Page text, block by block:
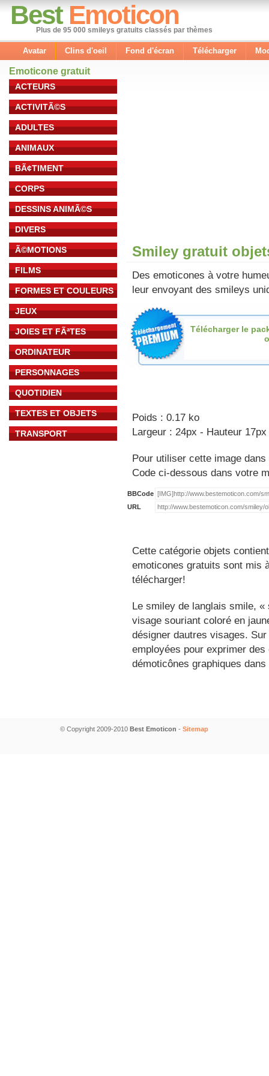
Best Emoticon
Plus de 95 000 smileys gratuits classés par thèmes
Avatar Clins d'oeil Fond d'écran Télécharger
Emoticone gratuit
ACTEURS
ACTIVITÃ©S
ADULTES
ANIMAUX
BÃ¢TIMENT
CORPS
DESSINS ANIMÃ©S
DIVERS
Ã©MOTIONS
FILMS
FORMES ET COULEURS
JEUX
JOIES ET FÃªTES
ORDINATEUR
PERSONNAGES
QUOTIDIEN
TEXTES ET OBJETS
TRANSPORT
Smiley gratuit
Des emoticones à votre
leur envoyant des smileys
Télécharger le
Poids : 0.17 ko
Largeur : 24px - Hauteur 17px
Pour utiliser cette image
Code ci-dessous dans votre
BBCode
URL
Cette catégorie objets
emoticones gratuits sont mis
télécharger!
Le smiley de langlais smile,
visage souriant coloré en
désigner dautres visages.
employées pour exprimer
démoticônes graphiques
© Copyright 2009-2010 Best Emoticon - Sitemap